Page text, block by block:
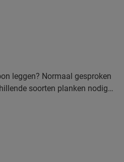
leggen? Normaal gesproken
soorten planken nodig,
trager en moeilijker
van Quick-Step.
kanten klikt dankzij het